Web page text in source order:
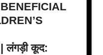
लंगड़ी कूद: